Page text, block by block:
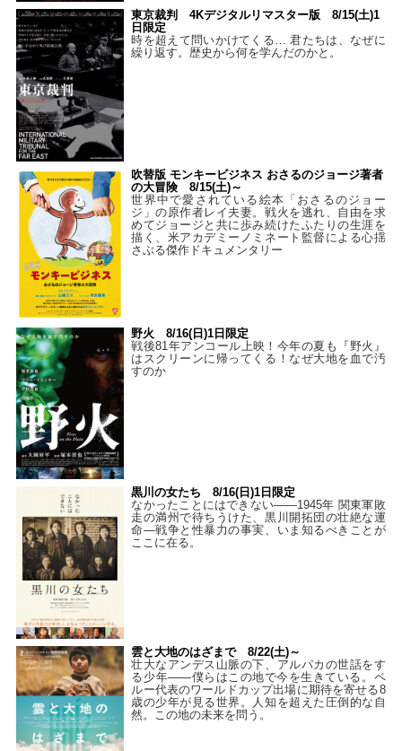
東京裁判 4Kデジタルリマスター版 8/15(土)1
日限定
時を超えて問いかけてくる… 君たちは、なぜに
繰り返す。歴史から何を学んだのかと。
吹替版 モンキービジネス おさるのジョージ著者
の大冒険 8/15(土)～
世界中で愛されている絵本「おさるのジョー
ジ」の原作者レイ夫妻。戦火を逃れ、自由を求
めてジョージと共に歩み続けたふたりの生涯を
描く、米アカデミーノミネート監督による心揺
さぶる傑作ドキュメンタリー
野火 8/16(日)1日限定
戦後81年アンコール上映！今年の夏も『野火』
はスクリーンに帰ってくる！なぜ大地を血で汚
すのか
黒川の女たち 8/16(日)1日限定
なかったことにはできない——1945年 関東軍敗
走の満州で待ちうけた、黒川開拓団の壮絶な運
命―戦争と性暴力の事実、いま知るべきことが
ここに在る。
雲と大地のはざまで 8/22(土)～
壮大なアンデス山脈の下、アルパカの世話をす
る少年――僕らはこの地で今を生きている。ペ
ルー代表のワールドカップ出場に期待を寄せる8
歳の少年が見る世界。人知を超えた圧倒的な自
然。この地の未来を問う。